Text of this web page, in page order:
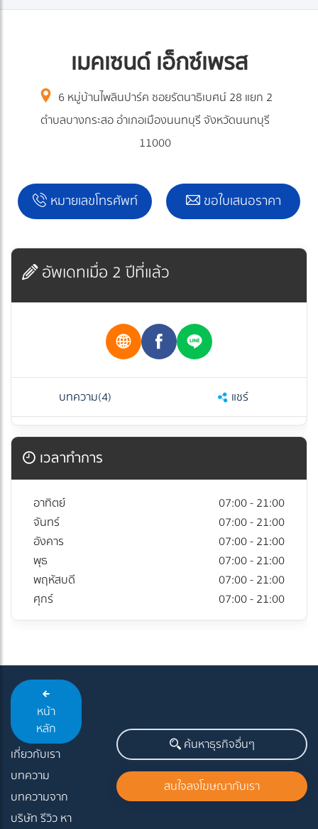
เมคเซนด์ เอ็กซ์เพรส
6 หมู่บ้านไพลินปาร์ค ซอยรัตนาธิเบศน์ 28 แยก 2
ตำบลบางกระสอ อำเภอเมืองนนทบุรี จังหวัดนนทบุรี
11000
หมายเลขโทรศัพท์ ขอใบเสนอราคา
อัพเดทเมื่อ 2 ปีที่แล้ว
บทความ(4) แชร์
เวลาทำการ
อาทิตย์
07:00 - 21:00
จันทร์
07:00 - 21:00
อังคาร
07:00 - 21:00
พุธ
07:00 - 21:00
พฤหัสบดี
07:00 - 21:00
ศุกร์
07:00 - 21:00
หน้า
หลัก
เกี่ยวกับเรา
บทความ
บทความจาก
บริษัท รีวิว หา
ค้นหาธุรกิจอื่นๆ
สนใจลงโฆษณากับเรา